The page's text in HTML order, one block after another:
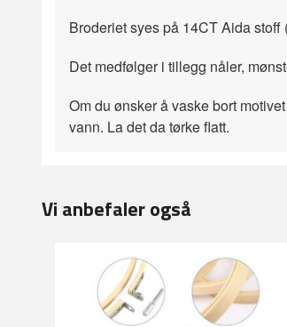
Broderiet syes på 14CT Aida stoff
Det medfølger i tillegg nåler,
Om du ønsker å vaske bort
vann. La det da tørke flatt.
Vi anbefaler også